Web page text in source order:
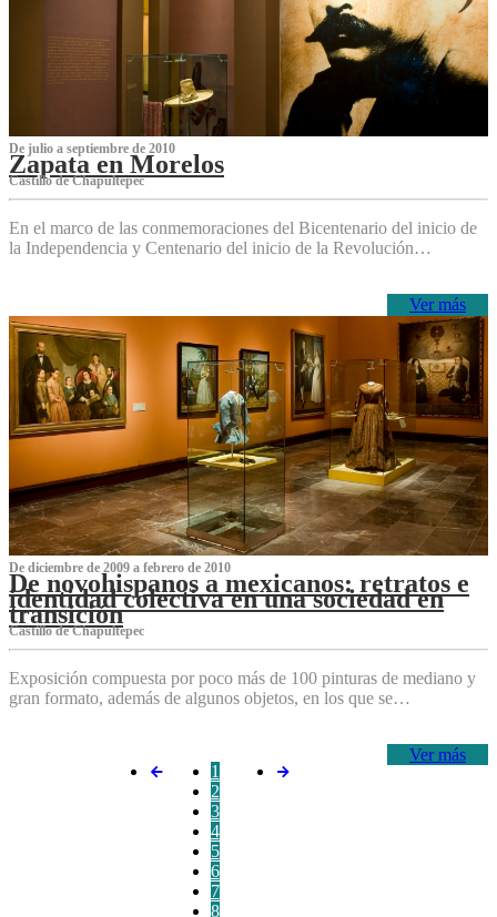
De julio a septiembre de 2010
Zapata en Morelos
Castillo de Chapultepec
En el marco de las conmemoraciones del Bicentenario del inicio de
la Independencia y Centenario del inicio de la Revolución…
Ver más
De diciembre de 2009 a febrero de 2010
De novohispanos a mexicanos: retratos e
identidad colectiva en una sociedad en
transición
Castillo de Chapultepec
Exposición compuesta por poco más de 100 pinturas de mediano y
gran formato, además de algunos objetos, en los que se…
Ver más
1
2
3
4
5
6
7
8